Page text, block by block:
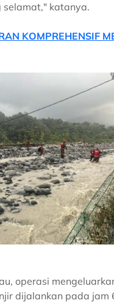
katanya.
KOMPREHENSIF
operasi
dijalankan pada jam